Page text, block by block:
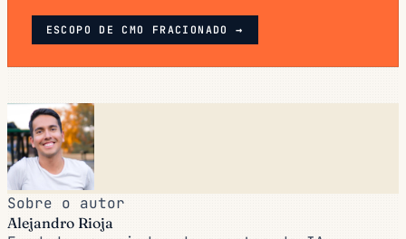
ESCOPO DE CMO FRACIONADO →
Sobre o autor
Alejandro Rioja